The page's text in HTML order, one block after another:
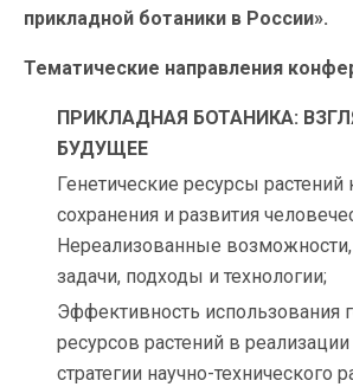
прикладной ботаники в России».
Тематические направления
ПРИКЛАДНАЯ БОТАНИКА:
БУДУЩЕЕ
Генетические ресурсы растений
сохранения и развития
Нереализованные
задачи, подходы и технологии;
Эффективность использования
ресурсов растений в
стратегии научно-технического